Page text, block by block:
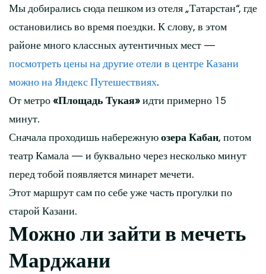
Мы добирались сюда пешком из отеля „Татарстан“, где
остановились во время поездки. К слову, в этом
районе много классных аутентичных мест —
посмотреть цены на другие отели в центре Казани
можно на Яндекс Путешествиях.
От метро «Площадь Тукая» идти примерно 15
минут.
Сначала проходишь набережную озера Кабан, потом
театр Камала — и буквально через несколько минут
перед тобой появляется минарет мечети.
Этот маршрут сам по себе уже часть прогулки по
старой Казани.
Можно ли зайти в мечеть
Марджани